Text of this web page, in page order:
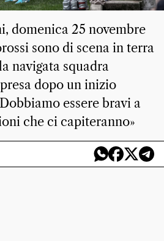
domenica 25 novembre
sono di scena in terra
navigata squadra
dopo un inizio
essere bravi a
che ci capiteranno»